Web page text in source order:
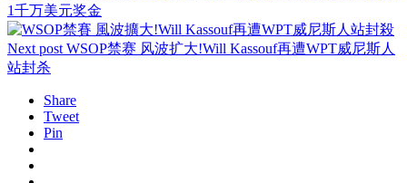
1千万美元奖金
Next post WSOP禁赛 风波扩大!Will Kassouf再遭WPT威尼斯人
站封杀
Share
Tweet
Pin